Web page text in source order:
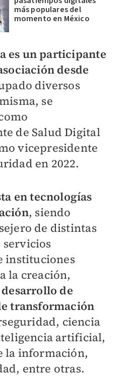
más populares del
momento en México
es un participante
desde
diversos
se
de Salud Digital
vicepresidente
en 2022.
en tecnologías
, siendo
de distintas
servicios
instituciones
la creación,
desarrollo de
transformación
ciencia
artificial,
la información,
entre otras.